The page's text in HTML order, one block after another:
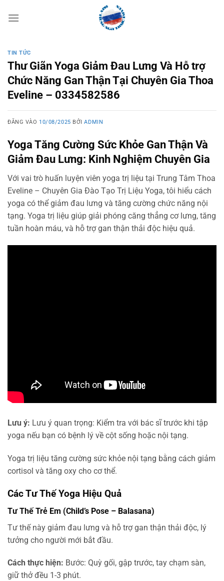
qua
TIN TỨC
Thư Giãn Yoga Giảm Đau Lưng Và Hỗ trợ
Chức Năng Gan Thận Tại Chuyên Gia Thoa
Eveline – 0334582586
ĐĂNG VÀO 10/08/2025 BỞIADMIN
Yoga Tăng Cường Sức Khỏe Gan Thận Và
Giảm Đau Lưng: Kinh Nghiệm Chuyên Gia
Với vai trò huấn luyện viên yoga trị liệu tại Trung Tâm Thoa
Eveline – Chuyên Gia Đào Tạo Trị Liệu Yoga, tôi hiểu cách
yoga có thể giảm đau lưng và tăng cường chức năng nội
tạng. Yoga trị liệu giúp giải phóng căng thẳng cơ lưng, tăng
tuần hoàn máu, và hỗ trợ gan thận thải độc hiệu quả.
Lưu ý: Lưu ý quan trọng: Kiểm tra với bác sĩ trước khi tập
yoga nếu bạn có bệnh lý về cột sống hoặc nội tạng.
Yoga trị liệu tăng cường sức khỏe nội tạng bằng cách giảm
cortisol và tăng oxy cho cơ thể.
Các Tư Thế Yoga Hiệu Quả
Tư Thế Trẻ Em (Child’s Pose – Balasana)
Tư thế này giảm đau lưng và hỗ trợ gan thận thải độc, lý
tưởng cho người mới bắt đầu.
Cách thực hiện: Bước: Quỳ gối, gập trước, tay chạm sàn,
giữ thở đều 1-3 phút.